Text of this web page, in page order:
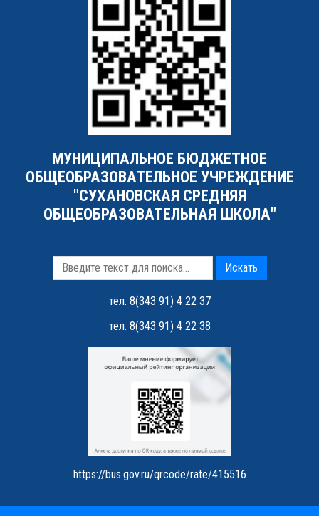
МУНИЦИПАЛЬНОЕ БЮДЖЕТНОЕ
ОБЩЕОБРАЗОВАТЕЛЬНОЕ УЧРЕЖДЕНИЕ
"СУХАНОВСКАЯ СРЕДНЯЯ
ОБЩЕОБРАЗОВАТЕЛЬНАЯ ШКОЛА"
Искать
тел. 8(343 91) 4 22 37
тел. 8(343 91) 4 22 38
https://bus.gov.ru/qrcode/rate/415516